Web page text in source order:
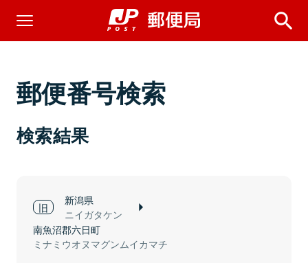
郵便番号検索
検索結果
新潟県
ニイガタケン
南魚沼郡六日町
ミナミウオヌマグンムイカマチ